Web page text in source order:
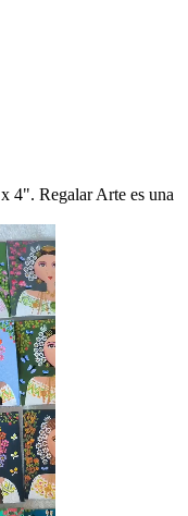
4". Regalar Arte es una